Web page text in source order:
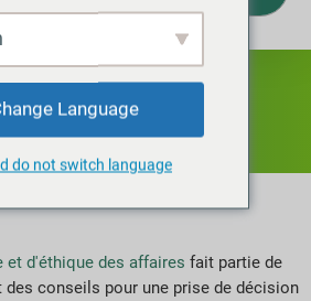
de conduite
et d'éthique des affaires fait partie de
des conseils pour une prise de décision
Language
do not switch language